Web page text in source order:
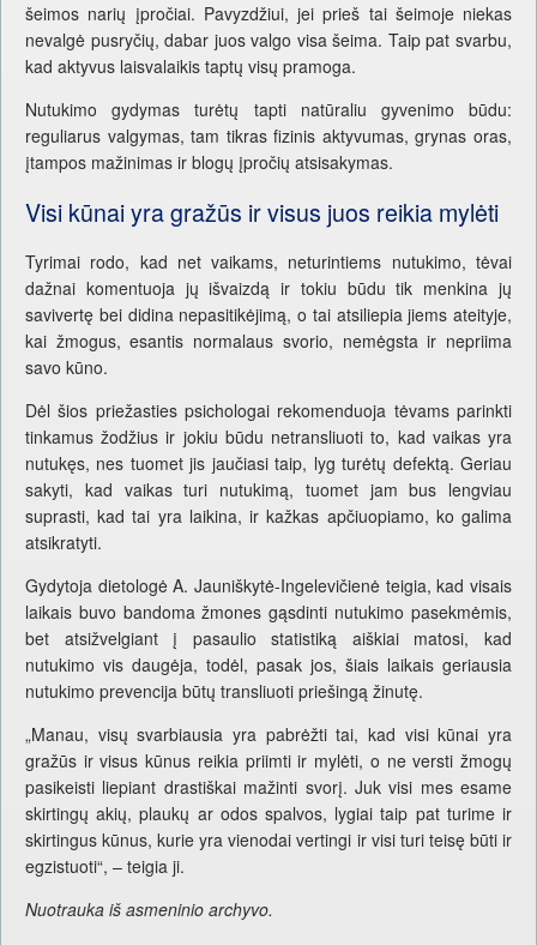
šeimos narių įpročiai. Pavyzdžiui, jei prieš tai šeimoje niekas
nevalgė pusryčių, dabar juos valgo visa šeima. Taip pat svarbu,
kad aktyvus laisvalaikis taptų visų pramoga.
Nutukimo gydymas turėtų tapti natūraliu gyvenimo būdu:
reguliarus valgymas, tam tikras fizinis aktyvumas, grynas oras,
įtampos mažinimas ir blogų įpročių atsisakymas.
Visi kūnai yra gražūs ir visus juos reikia mylėti
Tyrimai rodo, kad net vaikams, neturintiems nutukimo, tėvai
dažnai komentuoja jų išvaizdą ir tokiu būdu tik menkina jų
savivertę bei didina nepasitikėjimą, o tai atsiliepia jiems ateityje,
kai žmogus, esantis normalaus svorio, nemėgsta ir nepriima
savo kūno.
Dėl šios priežasties psichologai rekomenduoja tėvams parinkti
tinkamus žodžius ir jokiu būdu netransliuoti to, kad vaikas yra
nutukęs, nes tuomet jis jaučiasi taip, lyg turėtų defektą. Geriau
sakyti, kad vaikas turi nutukimą, tuomet jam bus lengviau
suprasti, kad tai yra laikina, ir kažkas apčiuopiamo, ko galima
atsikratyti.
Gydytoja dietologė A. Jauniškytė-Ingelevičienė teigia, kad visais
laikais buvo bandoma žmones gąsdinti nutukimo pasekmėmis,
bet atsižvelgiant į pasaulio statistiką aiškiai matosi, kad
nutukimo vis daugėja, todėl, pasak jos, šiais laikais geriausia
nutukimo prevencija būtų transliuoti priešingą žinutę.
„Manau, visų svarbiausia yra pabrėžti tai, kad visi kūnai yra
gražūs ir visus kūnus reikia priimti ir mylėti, o ne versti žmogų
pasikeisti liepiant drastiškai mažinti svorį. Juk visi mes esame
skirtingų akių, plaukų ar odos spalvos, lygiai taip pat turime ir
skirtingus kūnus, kurie yra vienodai vertingi ir visi turi teisę būti ir
egzistuoti“, – teigia ji.
Nuotrauka iš asmeninio archyvo.